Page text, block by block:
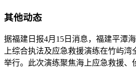
其他动态
据福建日报4月15日消息，福建平潭
上综合执法及应急救援演练在竹屿湾
举行。此次演练聚焦海上应急救援、